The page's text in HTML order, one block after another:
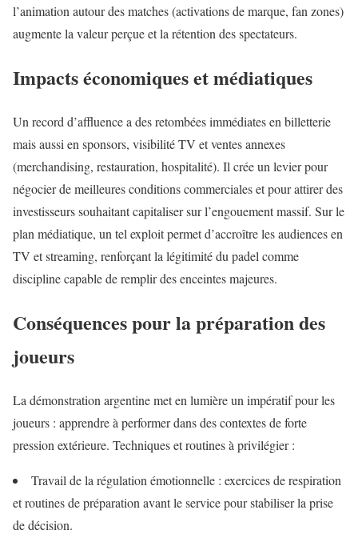
l’animation autour des matches (activations de marque, fan zones)
augmente la valeur perçue et la rétention des spectateurs.
Impacts économiques et médiatiques
Un record d’affluence a des retombées immédiates en billetterie
mais aussi en sponsors, visibilité TV et ventes annexes
(merchandising, restauration, hospitalité). Il crée un levier pour
négocier de meilleures conditions commerciales et pour attirer des
investisseurs souhaitant capitaliser sur l’engouement massif. Sur le
plan médiatique, un tel exploit permet d’accroître les audiences en
TV et streaming, renforçant la légitimité du padel comme
discipline capable de remplir des enceintes majeures.
Conséquences pour la préparation des
joueurs
La démonstration argentine met en lumière un impératif pour les
joueurs : apprendre à performer dans des contextes de forte
pression extérieure. Techniques et routines à privilégier :
Travail de la régulation émotionnelle : exercices de respiration
et routines de préparation avant le service pour stabiliser la prise
de décision.